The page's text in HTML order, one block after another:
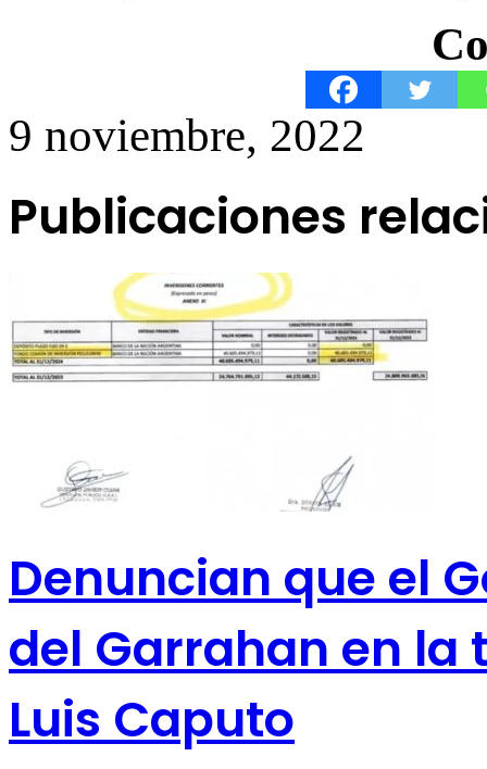
9 noviembre, 2022
Publicaciones
Denuncian que el
del Garrahan en
Luis Caputo